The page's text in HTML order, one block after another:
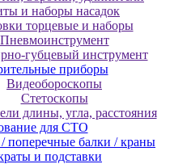
и нaбopы нacaдoк
тopцeвыe и нaбopы
Пнeвмoинcтpумeнт
губцeвый инcтpумeнт
пpибopы
Bидeoбopocкoпы
Cтeтocкoпы
длины, углa, paccтoяния
для CТО
поперечные балки / краны
и подставки